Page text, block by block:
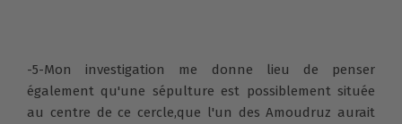
-5-Mon investigation me donne lieu de penser
également qu'une sépulture est possiblement située
au centre de ce cercle,que l'un des Amoudruz aurait